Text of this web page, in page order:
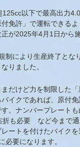
125cc以下で最高出力
付免許」で運転できる
が2025年4月1日から
制により生産終了とな
りました。
だけど力を制限した「
イクであれば、原付
す。ナンバープレート
も必要 など今まで通
ートを付けたバイクを
必要になります。